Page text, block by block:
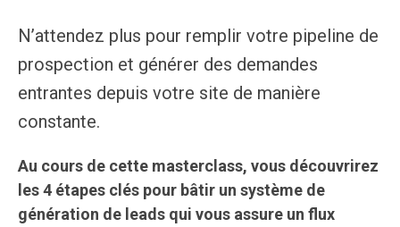
N’attendez plus pour remplir votre pipeline de
prospection et générer des demandes
entrantes depuis votre site de manière
constante.
Au cours de cette masterclass, vous découvrirez
les 4 étapes clés pour bâtir un système de
génération de leads qui vous assure un flux